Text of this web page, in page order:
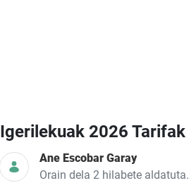
Igerilekuak 2026 Tarifak
Ane Escobar Garay
Orain dela 2 hilabete aldatuta.